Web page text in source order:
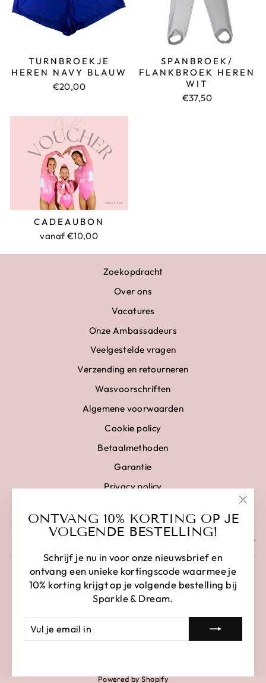
ONTVANG 10% KORTING OP JE
VOLGENDE BESTELLING!
Schrijf je nu in voor onze nieuwsbrief en
ontvang een unieke kortingscode waarmee je
10% korting krijgt op je volgende bestelling bij
Sparkle & Dream.
JE
EMAIL
TURNBROEKJE
HEREN NAVY BLAUW
€20,00
SPANBROEK/
FLANKBROEK HEREN
WIT
€37,50
CADEAUBON
vanaf €10,00
Zoekopdracht
Over ons
Vacatures
Onze Ambassadeurs
Veelgestelde vragen
Verzending en retourneren
Wasvoorschriften
Algemene voorwaarden
Cookie policy
Betaalmethoden
Garantie
Privacy policy
LANGUAGE
Powered by Shopify